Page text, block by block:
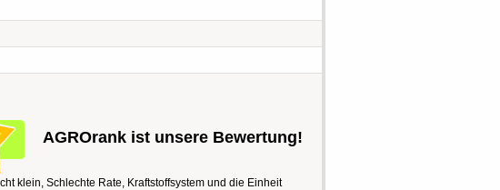
AGROrank ist unsere Bewertung!
klein, Schlechte Rate, Kraftstoffsystem und die Einheit